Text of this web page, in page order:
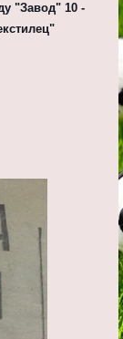
"Завод" 10 -